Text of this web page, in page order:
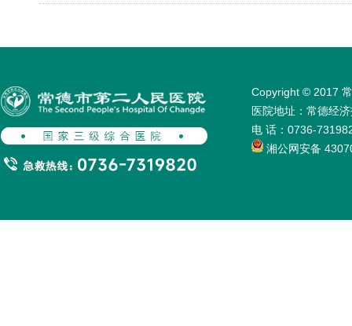
Copyright © 2017
医院地址：常德经
电 话：0736-
湘公网安备